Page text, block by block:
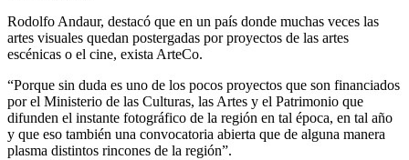
Rodolfo Andaur, destacó que en un país donde muchas veces las
artes visuales quedan postergadas por proyectos de las artes
escénicas o el cine, exista ArteCo.
“Porque sin duda es uno de los pocos proyectos que son financiados
por el Ministerio de las Culturas, las Artes y el Patrimonio que
difunden el instante fotográfico de la región en tal época, en tal año
y que eso también una convocatoria abierta que de alguna manera
plasma distintos rincones de la región”.